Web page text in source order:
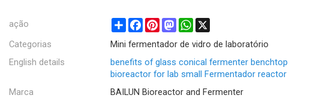
ação ShareFacebook
PinterestMastodonWhatsApp
X
Categorias
Mini fermentador de vidro de laboratório
English details
benefits of glass conical fermenter benchtop
bioreactor for lab small Fermentador reactor
Marca
BAILUN Bioreactor and Fermenter